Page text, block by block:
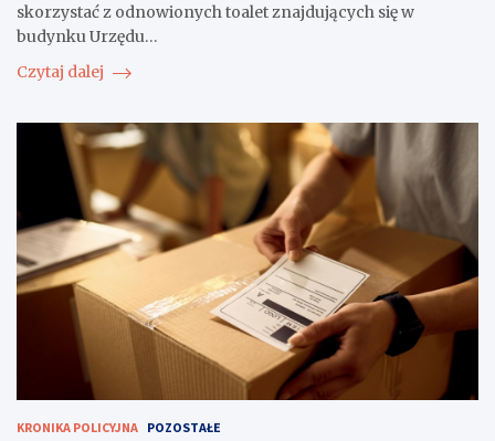
skorzystać z odnowionych toalet znajdujących się w
budynku Urzędu…
Czytaj dalej
KRONIKA POLICYJNA POZOSTAŁE